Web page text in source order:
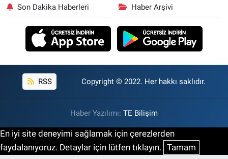
Son Dakika Haberleri Haber Arşivi
RSS Copyright © 2022. Her hakkı saklıdır.
Haber Yazılımı: TE Bilişim
En iyi site deneyimi sağlamak için çerezlerden
faydalanıyoruz. Detaylar için lütfen tıklayın. Tamam